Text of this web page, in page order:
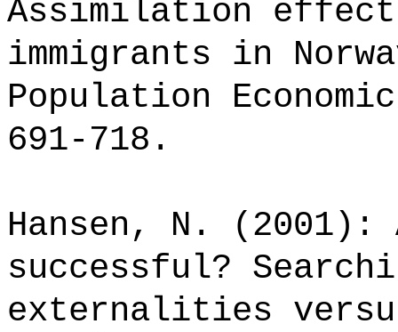
Assimilation
immigrants in
Population
691-718.
Hansen, N.
successful?
externalities